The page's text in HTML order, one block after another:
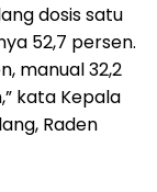
dosis satu
52,7 persen.
manual 32,2
kata Kepala
Raden